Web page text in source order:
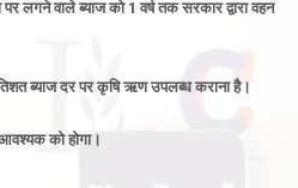
लगने वाले ब्याज को 1 वर्ष तक सरकार द्वारा वहन
ब्याज दर पर कृषि ऋण उपलब्ध कराना है।
को होगा।